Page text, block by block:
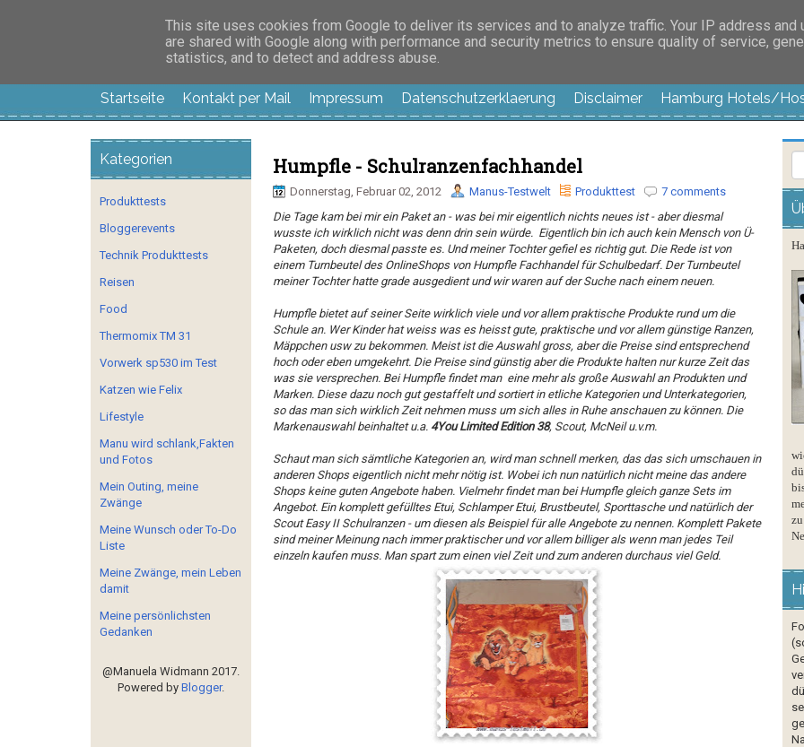
Manus Testwelt, alles außer langweilig
Startseite Kontakt per Mail Impressum Datenschutzerklaerung Disclaimer Hamburg Hotels/
Humpfle - Schulranzenfachhandel
Donnerstag, Februar 02, 2012 Manus-Testwelt Produkttest
7 comments
Die Tage kam bei mir ein Paket an - was bei mir eigentlich nichts neues ist - aber diesmal
wusste ich wirklich nicht was denn drin sein würde. Eigentlich bin ich auch kein Mensch von Ü-
Paketen, doch diesmal passte es. Und meiner Tochter gefiel es richtig gut. Die Rede ist von
einem Turnbeutel des OnlineShops von Humpfle Fachhandel für Schulbedarf. Der Turnbeutel
meiner Tochter hatte grade ausgedient und wir waren auf der Suche nach einem neuen.
Humpfle bietet auf seiner Seite wirklich viele und vor allem praktische Produkte rund um die
Schule an. Wer Kinder hat weiss was es heisst gute, praktische und vor allem günstige Ranzen,
Mäppchen usw zu bekommen. Meist ist die Auswahl gross, aber die Preise sind entsprechend
hoch oder eben umgekehrt. Die Preise sind günstig aber die Produkte halten nur kurze Zeit das
was sie versprechen. Bei Humpfle findet man eine mehr als große Auswahl an Produkten und
Marken. Diese dazu noch gut gestaffelt und sortiert in etliche Kategorien und Unterkategorien,
so das man sich wirklich Zeit nehmen muss um sich alles in Ruhe anschauen zu können. Die
Markenauswahl beinhaltet u.a. 4You Limited Edition 38, Scout, McNeil u.v.m.
Schaut man sich sämtliche Kategorien an, wird man schnell merken, das das sich umschauen in
anderen Shops eigentlich nicht mehr nötig ist. Wobei ich nun natürlich nicht meine das andere
Shops keine guten Angebote haben. Vielmehr findet man bei Humpfle gleich ganze Sets im
Angebot. Ein komplett gefülltes Etui, Schlamper Etui, Brustbeutel, Sporttasche und natürlich der
Scout Easy II Schulranzen - um diesen als Beispiel für alle Angebote zu nennen. Komplett Pakete
sind meiner Meinung nach immer praktischer und vor allem billiger als wenn man jedes Teil
einzeln kaufen muss. Man spart zum einen viel Zeit und zum anderen durchaus viel Geld.
Kategorien
Produkttests
Bloggerevents
Technik Produkttests
Reisen
Food
Thermomix TM 31
Vorwerk sp530 im Test
Katzen wie Felix
Lifestyle
Manu wird schlank,Fakten
und Fotos
Mein Outing, meine
Zwänge
Meine Wunsch oder To-Do
Liste
Meine Zwänge, mein Leben
damit
Meine persönlichsten
Gedanken
@Manuela Widmann 2017.
Powered by Blogger.
This site uses cookies from Google to deliver its services and to analyze traffic. Your IP address and
are shared with Google along with performance and security metrics to ensure quality of service,
statistics, and to detect and address abuse.